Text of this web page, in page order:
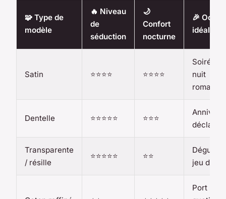
🧩 Type de
modèle
🔥 Niveau
de
séduction
🌙
Confort
nocturne
🎉
idéale
Satin ⭐⭐⭐⭐ ⭐⭐⭐⭐
Soirée
nuit
Dentelle ⭐⭐⭐⭐⭐ ⭐⭐⭐
Transparente
/ résille
⭐⭐⭐⭐⭐ ⭐⭐
jeu de
Port